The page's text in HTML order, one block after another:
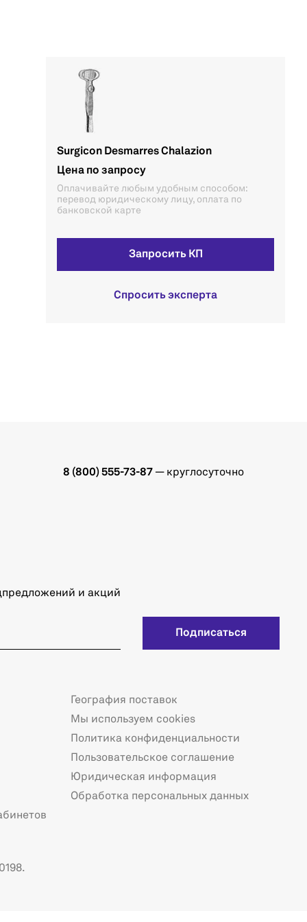
Surgicon Desmarres Chalazion
Цена по запросу
Оплачивайте любым удобным способом:
перевод юридическому лицу, оплата по
банковской карте
Запросить КП
Спросить эксперта
8 (800) 555-73-87 — круглосуточно
и акций
Подписаться
География поставок
Мы используем cookies
Политика конфиденциальности
Пользовательское соглашение
Юридическая информация
Обработка персональных данных